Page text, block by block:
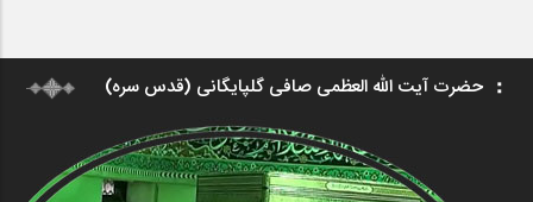
حضرت آیت الله العظمی صافی گلپایگانی (قدس سره)